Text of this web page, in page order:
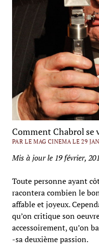
Comment Chabrol se
PAR LE MAG CINEMA LE 29
Mis à jour le 19 février,
Toute personne ayant
racontera combien le
affable et joyeux.
qu’on critique son
accessoirement, qu’on
-sa deuxième passion.